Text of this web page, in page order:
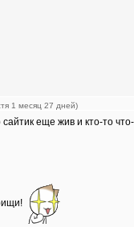
1 месяц 27 дней)
еще жив и кто-то